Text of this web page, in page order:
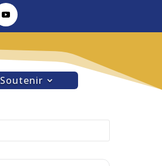
Soutenir